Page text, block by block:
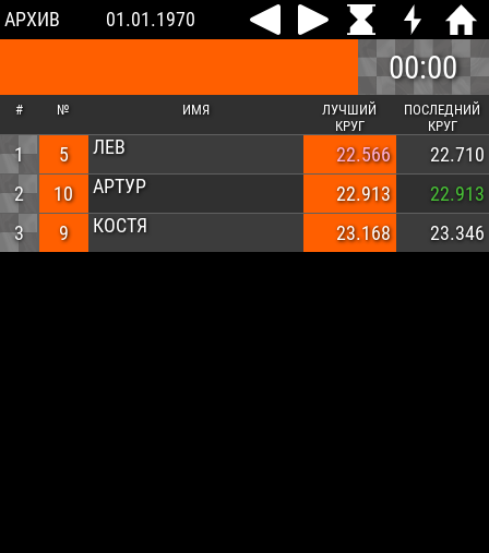
АРХИВ 01.01.1970
00:00
# № ИМЯ
ЛУЧШИЙ
КРУГ
ПОСЛЕДНИЙ
КРУГ
1 5 ЛЕВ 22.566
22.710
2
10 АРТУР 22.913
22.913
3
9 КОСТЯ 23.168 23.346